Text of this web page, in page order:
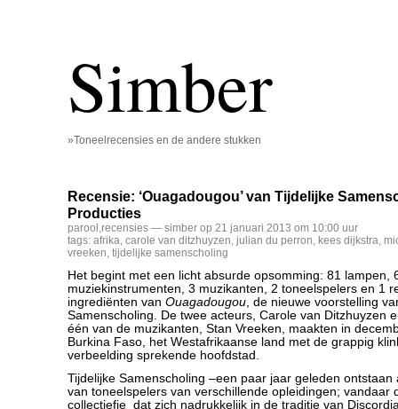
Simber
»Toneelrecensies en de andere stukken
Recensie: ‘Ouagadougou’ van Tijdelijke
Producties
parool ,recensies — simber op 21 januari 2013 om 10:00 uur
tags: afrika, carole van ditzhuyzen, julian du perron, kees dijkstra,
vreeken, tijdelijke samenscholing
Het begint met een licht absurde opsomming: 81 lampen,
muziekinstrumenten, 3 muzikanten, 2 toneelspelers en 1
ingrediënten van Ouagadougou, de nieuwe voorstelling
Samenscholing. De twee acteurs, Carole van Ditzhuyzen
één van de muzikanten, Stan Vreeken, maakten in
Burkina Faso, het Westafrikaanse land met de grappig
verbeelding sprekende hoofdstad.
Tijdelijke Samenscholing –een paar jaar geleden ontstaan
van toneelspelers van verschillende opleidingen; vandaar
collectiefje dat zich nadrukkelijk in de traditie van